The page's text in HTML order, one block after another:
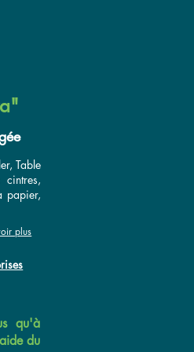
Table
papier,
plus
qu'à
du